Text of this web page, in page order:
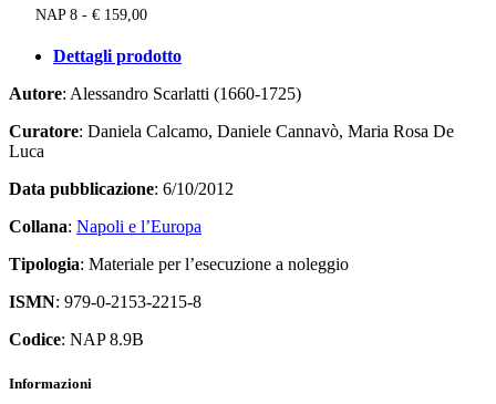
NAP 8 - € 159,00
Dettagli prodotto
Autore: Alessandro Scarlatti (1660-1725)
Curatore: Daniela Calcamo, Daniele Cannavò, Maria Rosa De
Luca
Data pubblicazione: 6/10/2012
Collana: Napoli e l’Europa
Tipologia: Materiale per l’esecuzione a noleggio
ISMN: 979-0-2153-2215-8
Codice: NAP 8.9B
Informazioni